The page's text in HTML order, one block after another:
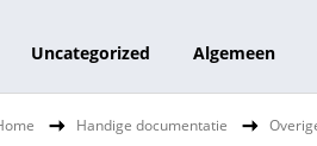
Uncategorized Algemeen
Handige documentatie